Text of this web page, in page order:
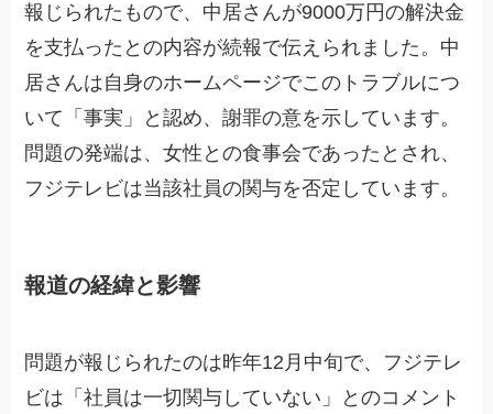
報じられたもので、中居さんが9000万円の解決金
を支払ったとの内容が続報で伝えられました。中
居さんは自身のホームページでこのトラブルにつ
いて「事実」と認め、謝罪の意を示しています。
問題の発端は、女性との食事会であったとされ、
フジテレビは当該社員の関与を否定しています。
報道の経緯と影響
問題が報じられたのは昨年12月中旬で、フジテレ
ビは「社員は一切関与していない」とのコメント